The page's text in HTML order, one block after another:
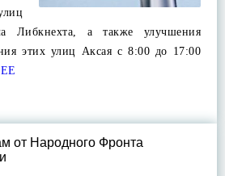
Либкнехта, а также улучшения
этих улиц Аксая с 8:00 до 17:00
от Народного Фронта